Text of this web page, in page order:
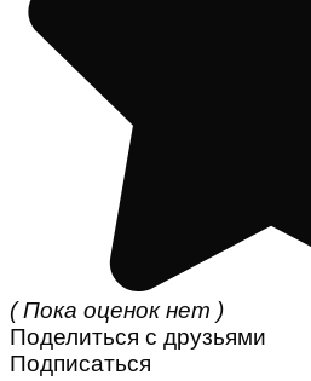
( Пока оценок нет )
Поделиться с друзьями
Подписаться